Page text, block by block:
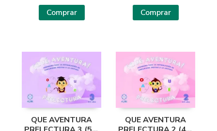
Comprar Comprar
QUE AVENTURA
QUE AVENTURA